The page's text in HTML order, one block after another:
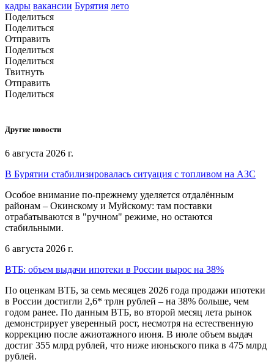
кадры вакансии Бурятия лето
Поделиться
Поделиться
Отправить
Поделиться
Поделиться
Твитнуть
Отправить
Поделиться
Другие новости
6 августа 2026 г.
В Бурятии стабилизировалась ситуация с топливом на АЗС
Особое внимание по-прежнему уделяется отдалённым
районам – Окинскому и Муйскому: там поставки
отрабатываются в "ручном" режиме, но остаются
стабильными.
6 августа 2026 г.
ВТБ: объем выдачи ипотеки в России вырос на 38%
По оценкам ВТБ, за семь месяцев 2026 года продажи ипотеки
в России достигли 2,6* трлн рублей – на 38% больше, чем
годом ранее. По данным ВТБ, во второй месяц лета рынок
демонстрирует уверенный рост, несмотря на естественную
коррекцию после ажиотажного июня. В июле объем выдач
достиг 355 млрд рублей, что ниже июньского пика в 475 млрд
рублей.